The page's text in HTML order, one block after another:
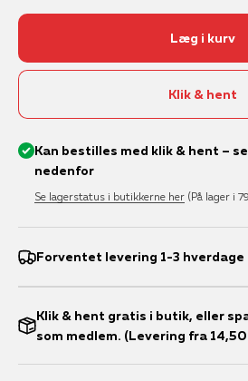
Læg i kurv
Klik & hent
Kan bestilles med klik & hent –
nedenfor
Se lagerstatus i butikkerne her (På lager i
Forventet levering 1-3 hverdage
Klik & hent gratis i butik, eller
som medlem. (Levering fra 14,50